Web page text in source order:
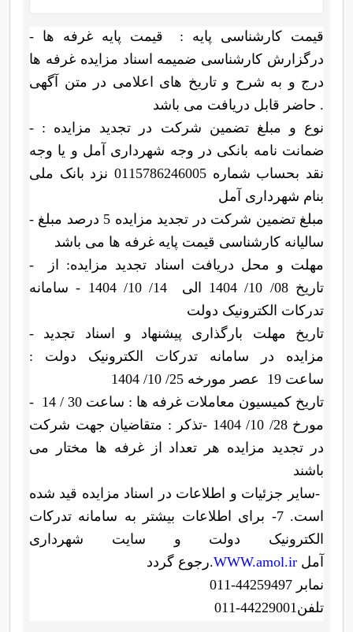
- قیمت کارشناسی پایه : قیمت پایه غرفه ها
درگزارش کارشناسی ضمیمه اسناد مزایده غرفه ها
درج و به شرح و تاریخ های اعلامی در متن آگهی
حاضر قابل دریافت می باشد .
- نوع و مبلغ تضمین شرکت در تجدید مزایده :
ضمانت نامه بانکی در وجه شهرداری آمل و یا وجه
نقد بحساب شماره 0115786246005 نزد بانک ملی
بنام شهرداری آمل
- مبلغ تضمین شرکت در تجدید مزایده 5 درصد مبلغ
سالیانه کارشناسی قیمت پایه غرفه ها می باشد
- مهلت و محل دریافت اسناد تجدید مزایده: از
تاریخ 08/ 10/ 1404 الی 14/ 10/ 1404 - سامانه
تدرکات الکترونیک دولت
- تاریخ مهلت بارگذاری پیشنهاد و اسناد تجدید
مزایده در سامانه تدرکات الکترونیک دولت :
ساعت 19 عصر مورخه 25/ 10/ 1404
- تاریخ کمیسیون معاملات غرفه ها : ساعت 30 / 14
مورخ 28/ 10/ 1404
-تذکر : متقاضیان جهت شرکت
در تجدید مزایده هر تعداد از غرفه ها مختار می
باشند
-سایر جزئیات و اطلاعات در اسناد مزایده قید شده
است. 7- برای اطلاعات بیشتر به سامانه تدرکات
الکترونیک دولت و سایت شهرداری
آمل WWW.amol.irرجوع گردد.
نمابر 44259497-011
تلفن44229001-011